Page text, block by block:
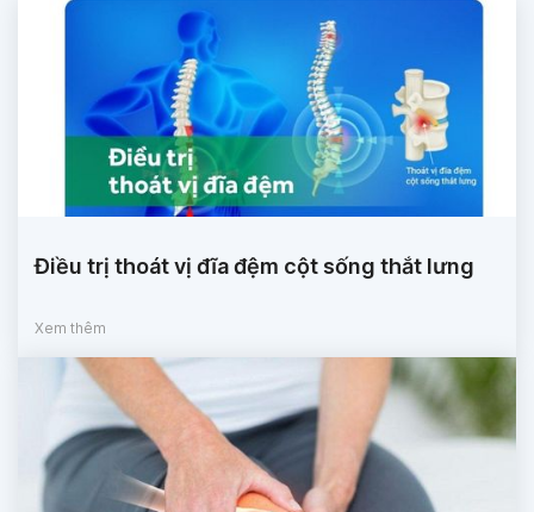
Điều trị thoát vị đĩa đệm cột sống thắt lưng
Xem thêm